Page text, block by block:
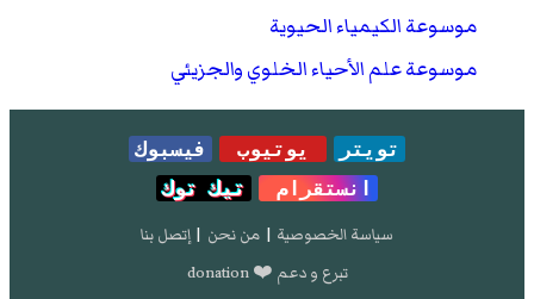
موسوعة الكيمياء الحيوية
موسوعة علم الأحياء الخلوي والجزيئي
تويتر يوتيوب
فيسبوك
انستقرام
تيك توك
سياسة الخصوصية | من نحن | إتصل بنا
تبرع و دعم ❤️ donation